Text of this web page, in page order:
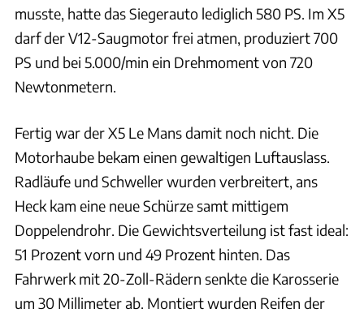
musste, hatte das Siegerauto lediglich 580 PS. Im X5
darf der V12-Saugmotor frei atmen, produziert 700
PS und bei 5.000/min ein Drehmoment von 720
Newtonmetern.
Fertig war der X5 Le Mans damit noch nicht. Die
Motorhaube bekam einen gewaltigen Luftauslass.
Radläufe und Schweller wurden verbreitert, ans
Heck kam eine neue Schürze samt mittigem
Doppelendrohr. Die Gewichtsverteilung ist fast ideal:
51 Prozent vorn und 49 Prozent hinten. Das
Fahrwerk mit 20-Zoll-Rädern senkte die Karosserie
um 30 Millimeter ab. Montiert wurden Reifen der